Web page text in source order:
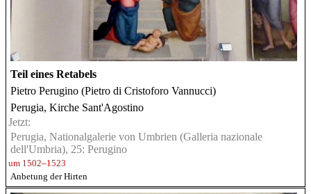
Teil eines Retabels
Pietro Perugino (Pietro di Cristoforo Vannucci)
Perugia, Kirche Sant'Agostino
Jetzt:
Perugia, Nationalgalerie von Umbrien (Galleria nazionale
dell'Umbria), 25: Perugino
um 1502–1523
Anbetung der Hirten